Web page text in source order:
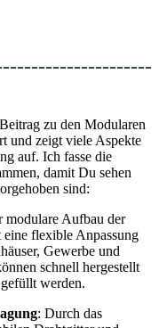
zu den Modularen
und zeigt viele Aspekte
auf. Ich fasse die
damit Du sehen
sind:
modulare Aufbau der
flexible Anpassung
Gewerbe und
schnell hergestellt
werden.
: Durch das